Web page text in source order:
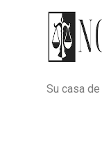
Su casa